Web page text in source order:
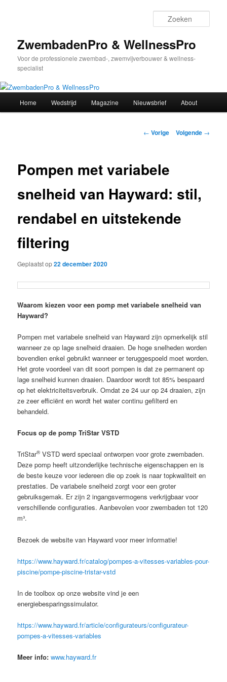
inhoudZwembadenPro & WellnessPro
Voor de professionele zwembad-, zwemvijverbouwer & wellness-
specialist
Home Wedstrijd Magazine Nieuwsbrief About
Bericht
← Vorige Volgende →
Pompen met variabele
snelheid van Hayward: stil,
rendabel en uitstekende
filtering
Geplaatst op22 december 2020
Waarom kiezen voor een pomp met variabele snelheid van
Hayward?
Pompen met variabele snelheid van Hayward zijn opmerkelijk stil
wanneer ze op lage snelheid draaien. De hoge snelheden worden
bovendien enkel gebruikt wanneer er teruggespoeld moet worden.
Het grote voordeel van dit soort pompen is dat ze permanent op
lage snelheid kunnen draaien. Daardoor wordt tot 85% bespaard
op het elektriciteitsverbruik. Omdat ze 24 uur op 24 draaien, zijn
ze zeer efficiënt en wordt het water continu gefilterd en
behandeld.
Focus op de pomp TriStar VSTD
TriStar®VSTD werd speciaal ontworpen voor grote zwembaden.
Deze pomp heeft uitzonderlijke technische eigenschappen en is
de beste keuze voor iedereen die op zoek is naar topkwaliteit en
prestaties. De variabele snelheid zorgt voor een groter
gebruiksgemak. Er zijn 2 ingangsvermogens verkrijgbaar voor
verschillende configuraties. Aanbevolen voor zwembaden tot 120
m³.
Bezoek de website van Hayward voor meer informatie!
https://www.hayward.fr/catalog/pompes-a-vitesses-variables-pour-
piscine/pompe-piscine-tristar-vstd
In de toolbox op onze website vind je een
energiebesparingssimulator.
https://www.hayward.fr/article/configurateurs/configurateur-
pompes-a-vitesses-variables
Meer info: www.hayward.fr